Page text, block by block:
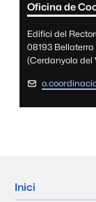
Oficina de
Edifici del
08193 Bellaterra
(Cerdanyola del
Mapa
Inici